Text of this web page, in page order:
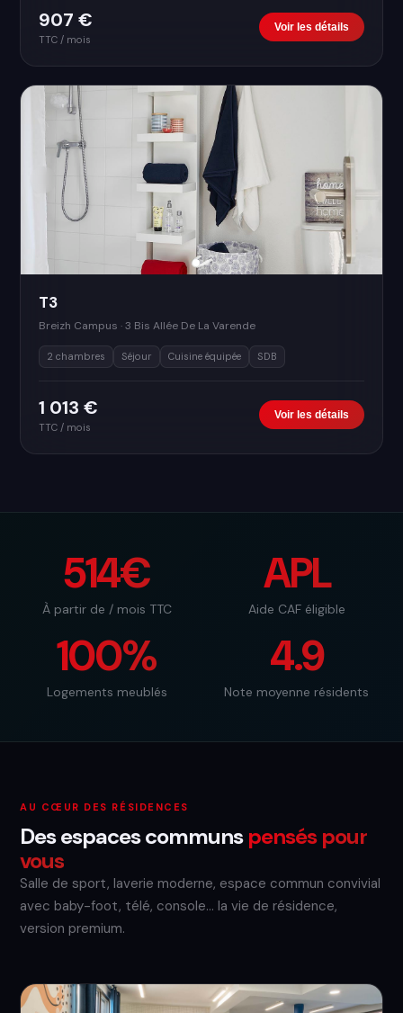
907 €
TTC / mois
Voir les détails
T3
Breizh Campus · 3 Bis Allée De La Varende
2 chambres Séjour Cuisine équipée SDB
1 013 €
TTC / mois
Voir les détails
514€
À partir de / mois TTC
APL
Aide CAF éligible
100%
Logements meublés
4.9
Note moyenne résidents
AU CŒUR DES RÉSIDENCES
Des espaces communspensés pour
vous
Salle de sport, laverie moderne, espace commun convivial
avec baby-foot, télé, console… la vie de résidence,
version premium.